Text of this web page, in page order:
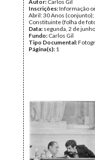
Autor: Carlos Gil
Inscrições:Informação
Abril: 30 Anos
Constituinte (folha de
Data: segunda, 2 de
Fundo: Carlos Gil
Tipo Documental:
Página(s): 1